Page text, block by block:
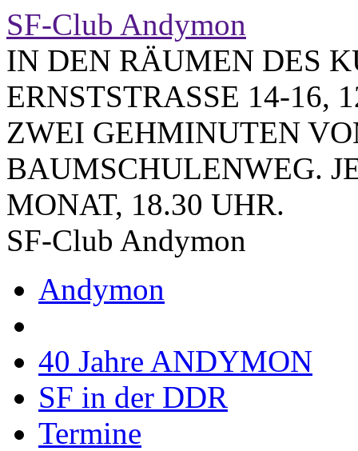
SF-Club Andymon
IN DEN RÄUMEN DES
ERNSTSTRASSE 14-16,
ZWEI GEHMINUTEN
BAUMSCHULENWEG.
MONAT, 18.30 UHR.
SF-Club Andymon
Andymon
40 Jahre ANDYMON
SF in der DDR
Termine